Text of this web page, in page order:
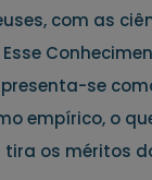
com as
se
empírico, o
os méritos